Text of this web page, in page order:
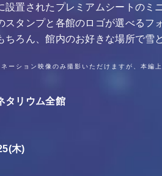
設置されたプレミアムシートの
スタンプと各館のロゴが選べるフ
ちろん、館内のお好きな場所で雪
ーション映像のみ撮影いただけますが、本編
タリウム全館
木)